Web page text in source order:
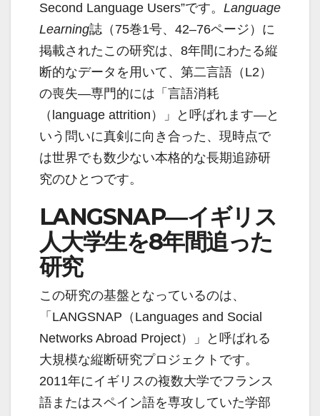
Second Language Users”です。 Language
Learning誌（75巻1号、42–76ページ）に
掲載されたこの研究は、8年間にわたる縦
断的なデータを用いて、第二言語（L2）
の喪失―専門的には「言語消耗
（language attrition）」と呼ばれます―と
いう問いに真剣に向き合った、現時点で
は世界でも数少ない本格的な長期追跡研
究のひとつです。
LANGSNAP―イギリス
人大学生を8年間追った
研究
この研究の基盤となっているのは、
「LANGSNAP（Languages and Social
Networks Abroad Project）」と呼ばれる
大規模な縦断研究プロジェクトです。
2011年にイギリスの複数大学でフランス
語またはスペイン語を専攻していた学部